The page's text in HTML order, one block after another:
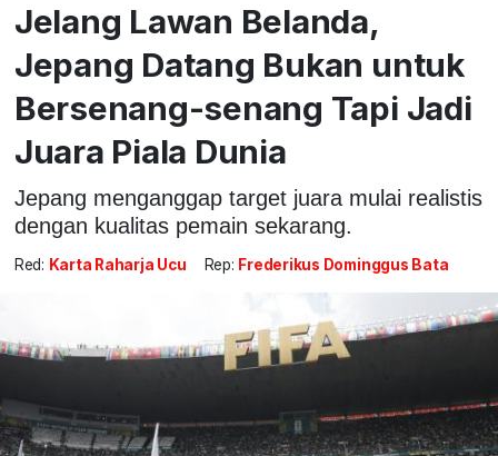
Jelang Lawan Belanda,
Jepang Datang Bukan untuk
Bersenang-senang Tapi Jadi
Juara Piala Dunia
Jepang menganggap target juara mulai realistis
dengan kualitas pemain sekarang.
Red: Karta Raharja Ucu Rep: Frederikus Dominggus Bata